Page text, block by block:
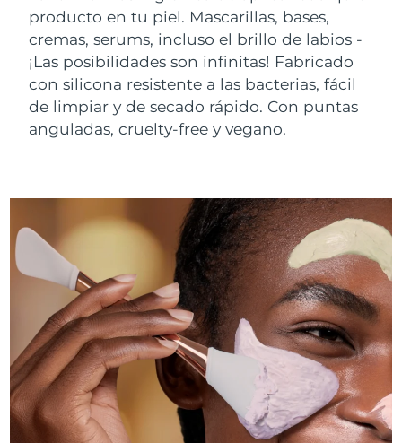
producto en tu piel. Mascarillas, bases,
cremas, serums, incluso el brillo de labios -
¡Las posibilidades son infinitas! Fabricado
con silicona resistente a las bacterias, fácil
de limpiar y de secado rápido. Con puntas
anguladas, cruelty-free y vegano.